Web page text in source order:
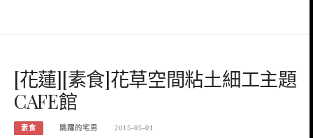
[花蓮][素食]花草空間粘土細工主題
CAFE館
素食 跳躍的宅男 2015-05-01